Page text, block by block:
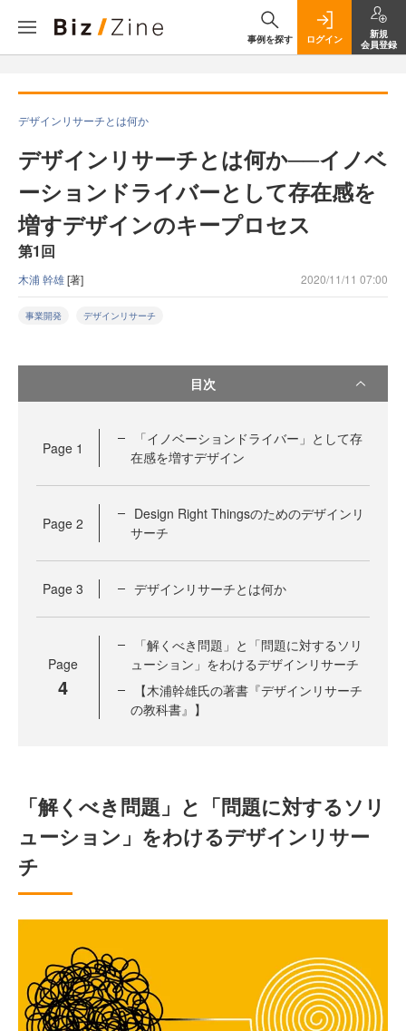
事例を探す ログイン
新規
会員登録
デザインリサーチとは何か
デザインリサーチとは何か──イノベ
ーションドライバーとして存在感を
増すデザインのキープロセス
第1回
木浦 幹雄[著] 2020/11/11 07:00
事業開発 デザインリサーチ
目次
Page 1
「イノベーションドライバー」として存
在感を増すデザイン
Page 2
Design Right Thingsのためのデザインリ
サーチ
Page 3 デザインリサーチとは何か
Page
4
「解くべき問題」と「問題に対するソリ
ューション」をわけるデザインリサーチ
【木浦幹雄氏の著書『デザインリサーチ
の教科書』】
「解くべき問題」と「問題に対するソリ
ューション」をわけるデザインリサー
チ